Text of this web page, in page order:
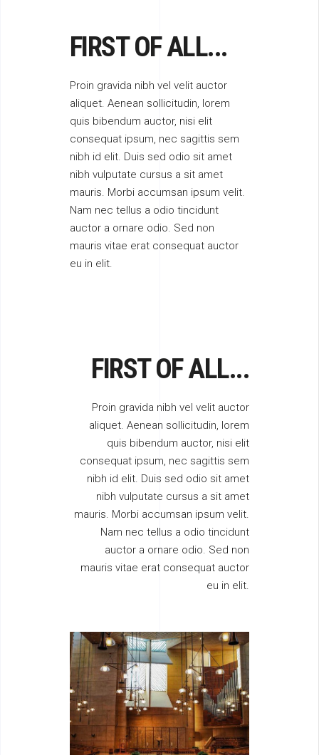
FIRST OF ALL...
Proin gravida nibh vel velit auctor
aliquet. Aenean sollicitudin, lorem
quis bibendum auctor, nisi elit
consequat ipsum, nec sagittis sem
nibh id elit. Duis sed odio sit amet
nibh vulputate cursus a sit amet
mauris. Morbi accumsan ipsum velit.
Nam nec tellus a odio tincidunt
auctor a ornare odio. Sed non
mauris vitae erat consequat auctor
eu in elit.
FIRST OF ALL...
Proin gravida nibh vel velit auctor
aliquet. Aenean sollicitudin, lorem
quis bibendum auctor, nisi elit
consequat ipsum, nec sagittis sem
nibh id elit. Duis sed odio sit amet
nibh vulputate cursus a sit amet
mauris. Morbi accumsan ipsum velit.
Nam nec tellus a odio tincidunt
auctor a ornare odio. Sed non
mauris vitae erat consequat auctor
eu in elit.